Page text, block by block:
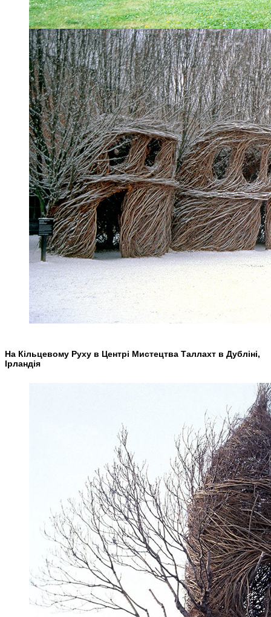
На Кільцевому Руху в Центрі Мистецтва Таллахт в Дубліні,
Ірландія